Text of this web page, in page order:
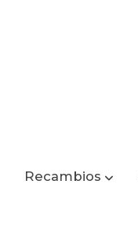
Recambios